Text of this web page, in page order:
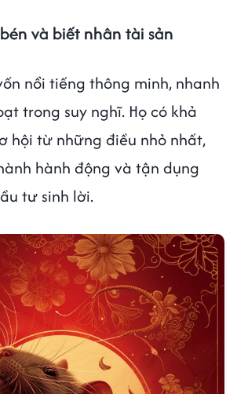
và biết nhân tài sản
nổi tiếng thông minh, nhanh
trong suy nghĩ. Họ có khả
hội từ những điều nhỏ nhất,
hành động và tận dụng
tư sinh lời.